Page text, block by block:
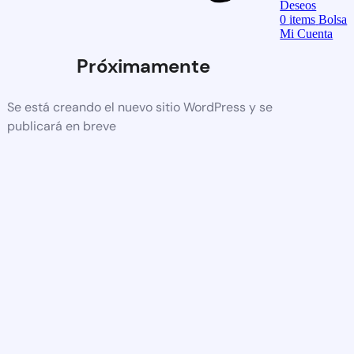
Próximamente
Se está creando el nuevo sitio WordPress y se
publicará en breve
Deseos
0items Bolsa
Mi Cuenta